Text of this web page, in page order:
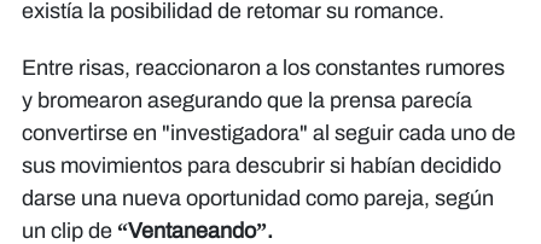
existía la posibilidad de retomar su romance.
Entre risas, reaccionaron a los constantes rumores
y bromearon asegurando que la prensa parecía
convertirse en "investigadora" al seguir cada uno de
sus movimientos para descubrir si habían decidido
darse una nueva oportunidad como pareja, según
un clip de “Ventaneando”.